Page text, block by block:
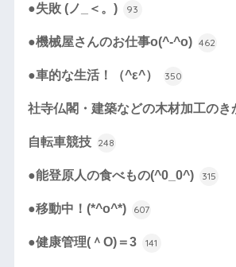
●失敗 (ノ_＜。) 93
●機械屋さんのお仕事o(^-^o) 462
●車的な生活！（^ε^） 350
社寺仏閣・建築などの木材加工のき
自転車競技 248
●能登原人の食べもの(^0_0^) 315
●移動中！(*^o^*) 607
●健康管理(＾O)＝3 141